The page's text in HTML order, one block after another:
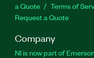
a Quote
Terms of
Request a Quote
Company
NI is now part of